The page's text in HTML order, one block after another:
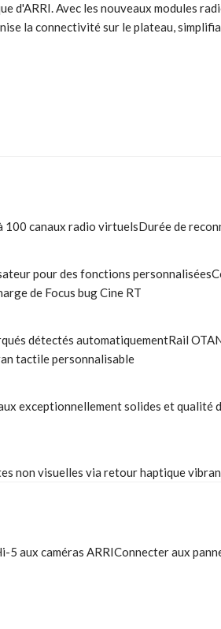
Avec les nouveaux modules
la connectivité sur le plateau,
canaux radio virtuelsDurée de
pour des fonctions
de Focus bug Cine RT
détectés automatiquementRail
tactile personnalisable
exceptionnellement solides et
non visuelles via retour haptique
aux caméras ARRIConnecter aux